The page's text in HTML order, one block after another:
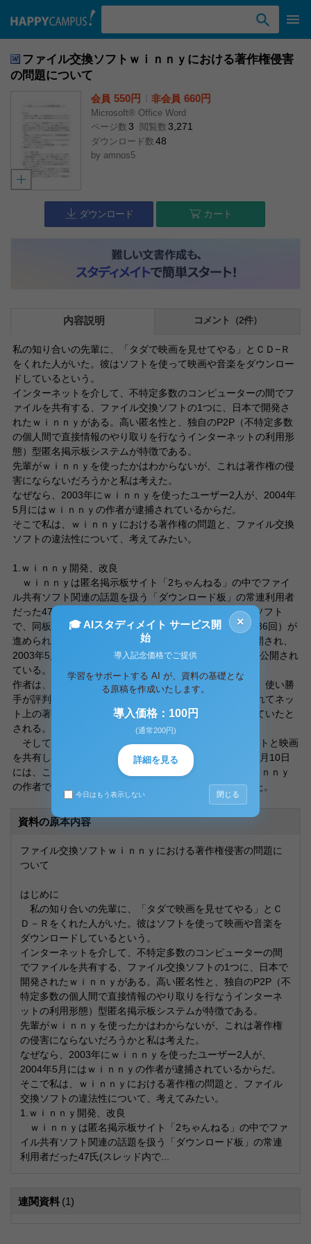
ファイル交換ソフトｗｉｎｎｙにおける著作権侵害
の問題について
会員 550円 非会員 660円
Microsoft® Office Word
ページ数 3 閲覧数 3,271
ダウンロード数 48
by amnos5
ダウンロード カート
内容説明 コメント（2件）
私の知り合いの先輩に、「タダで映画を見せてやる」とＣＤ−Ｒ
をくれた人がいた。彼はソフトを使って映画や音楽をダウンロー
ドしているという。
インターネットを介して、不特定多数のコンピューターの間でフ
ァイルを共有する、ファイル交換ソフトの1つに、日本で開発さ
れたｗｉｎｎｙがある。高い匿名性と、独自のP2P（不特定多数
の個人間で直接情報のやり取りを行なうインターネットの利用形
態）型匿名掲示板システムが特徴である。
先輩がｗｉｎｎｙを使ったかはわからないが、これは著作権の侵
害にならないだろうかと私は考えた。
なぜなら、2003年にｗｉｎｎｙを使ったユーザー2人が、2004年
5月にはｗｉｎｎｙの作者が逮捕されているからだ。
そこで私は、ｗｉｎｎｙにおける著作権の問題と、ファイル交換
ソフトの違法性について、考えてみたい。
1.ｗｉｎｎｙ開発、改良
ｗｉｎｎｙは匿名掲示板サイト「2ちゃんねる」の中でファイ
ル共有ソフト関連の話題を扱う「ダウンロード板」の常連利用者
だった47氏(スレッド内でこう名乗っている)が開発したソフト
で、同板に専用のスレッドが設けられ、改良（2年間で236回）が
進められていった。2002年5月に最初のバージョンが公開され、
2003年5月からは全面的に刷新された「ｗｉｎｎｙ2」が公開され
ている。
作者は、これを自らのホームページで無料公開していた。使い勝
手が評判を呼び、利用者は瞬く間に増えたが、それにつれてネッ
ト上の著作権侵害が横行、「違法コピーの温床」となっていたと
される。
そして、2003年11月、ｗｉｎｎｙを使ってゲームソフトと映画
を共有した容疑で2人のユーザーが逮捕された。2004年5月10日
には、この2人の著作権侵害行為を幇助した疑いで、ｗｉｎｎｙ
の作者である47氏、本名金子勇容疑者(３３)が逮捕された。
資料の原本内容
ファイル交換ソフトｗｉｎｎｙにおける著作権侵害の問題に
ついて
はじめに
私の知り合いの先輩に、「タダで映画を見せてやる」とＣ
Ｄ－Ｒをくれた人がいた。彼はソフトを使って映画や音楽を
ダウンロードしているという。
インターネットを介して、不特定多数のコンピューターの間
でファイルを共有する、ファイル交換ソフトの1つに、日本で
開発されたｗｉｎｎｙがある。高い匿名性と、独自のP2P（不
特定多数の個人間で直接情報のやり取りを行なうインターネ
ットの利用形態）型匿名掲示板システムが特徴である。
先輩がｗｉｎｎｙを使ったかはわからないが、これは著作権
の侵害にならないだろうかと私は考えた。
なぜなら、2003年にｗｉｎｎｙを使ったユーザー2人が、
2004年5月にはｗｉｎｎｙの作者が逮捕されているからだ。
そこで私は、ｗｉｎｎｙにおける著作権の問題と、ファイル
交換ソフトの違法性について、考えてみたい。
1.ｗｉｎｎｙ開発、改良
ｗｉｎｎｙは匿名掲示板サイト「2ちゃんねる」の中でファ
イル共有ソフト関連の話題を扱う「ダウンロード板」の常連
利用者だった47氏(スレッド内で...
連関資料 (1)
×
🎓 AIスタディメイト サービス開
始
導入記念価格でご提供
学習をサポートする AI が、資料の基礎とな
る原稿を作成いたします。
導入価格：100円
(通常200円)
詳細を見る
今日はもう表示しない 閉じる